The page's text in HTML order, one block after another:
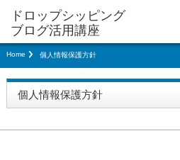
Home 個人情報保護方針
個人情報保護方針